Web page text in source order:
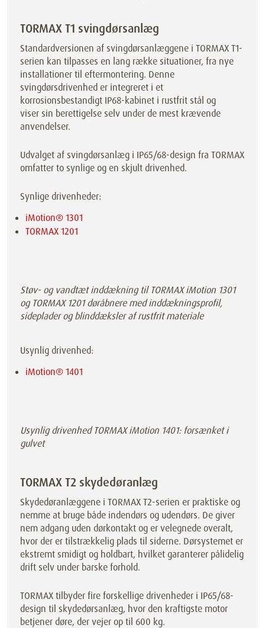
TORMAX T1 svingdørsanlæg
Standardversionen af svingdørsanlæggene i TORMAX T1-
serien kan tilpasses en lang række situationer, fra nye
installationer til eftermontering. Denne
svingdørsdrivenhed er integreret i et
korrosionsbestandigt IP68-kabinet i rustfrit stål og
viser sin berettigelse selv under de mest krævende
anvendelser.
Udvalget af svingdørsanlæg i IP65/68-design fra TORMAX
omfatter to synlige og en skjult drivenhed.
Synlige drivenheder:
iMotion® 1301
TORMAX 1201
Støv- og vandtæt inddækning til TORMAX iMotion 1301
og TORMAX 1201 døråbnere med inddækningsprofil,
sideplader og blinddæksler af rustfrit materiale
Usynlig drivenhed:
iMotion® 1401
Usynlig drivenhed TORMAX iMotion 1401: forsænket i
gulvet
TORMAX T2 skydedøranlæg
Skydedøranlæggene i TORMAX T2-serien er praktiske og
nemme at bruge både indendørs og udendørs. De giver
nem adgang uden dørkontakt og er velegnede overalt,
hvor der er tilstrækkelig plads til siderne. Dørsystemet er
ekstremt smidigt og holdbart, hvilket garanterer pålidelig
drift selv under barske forhold.
TORMAX tilbyder fire forskellige drivenheder i IP65/68-
design til skydedørsanlæg, hvor den kraftigste motor
betjener døre, der vejer op til 600 kg.